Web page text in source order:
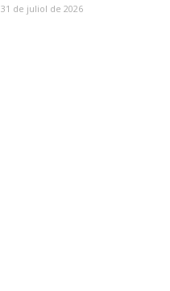
31 de juliol de 2026